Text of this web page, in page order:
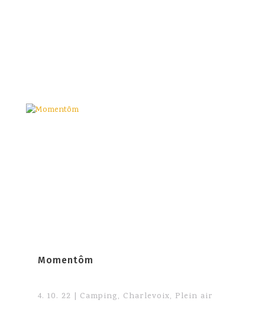
Momentôm
4. 10. 22 | Camping, Charlevoix, Plein air